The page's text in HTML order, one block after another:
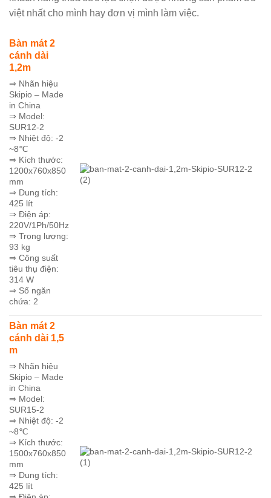
việt nhất cho mình hay đơn vị mình làm việc.
Bàn mát 2
cánh dài
1,2m
⇒ Nhãn hiệu
Skipio – Made
in China
⇒ Model:
SUR12-2
⇒ Nhiệt độ: -2
~8℃
⇒ Kích thước:
1200x760x850
mm
⇒ Dung tích:
425 lít
⇒ Điện áp:
220V/1Ph/50Hz
⇒ Trọng lượng:
93 kg
⇒ Công suất
tiêu thụ điện:
314 W
⇒ Số ngăn
chứa: 2
Bàn mát 2
cánh dài 1,5
m
⇒ Nhãn hiệu
Skipio – Made
in China
⇒ Model:
SUR15-2
⇒ Nhiệt độ: -2
~8℃
⇒ Kích thước:
1500x760x850
mm
⇒ Dung tích:
425 lít